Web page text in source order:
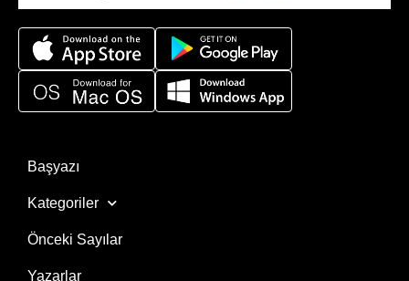
Başyazı
Kategoriler
Önceki Sayılar
Yazarlar